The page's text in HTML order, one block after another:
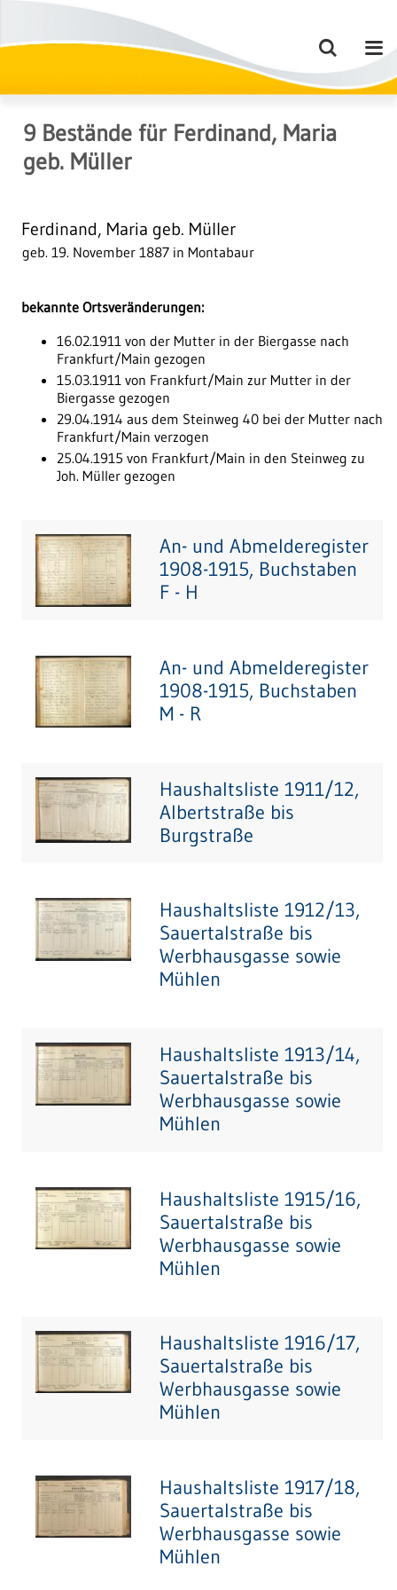
9 Bestände für Ferdinand, Maria
geb. Müller
bekannte Ortsveränderungen:
16.02.1911 von der Mutter in der Biergasse nach
Frankfurt/Main gezogen
15.03.1911 von Frankfurt/Main zur Mutter in der
Biergasse gezogen
29.04.1914 aus dem Steinweg 40 bei der Mutter nach
Frankfurt/Main verzogen
25.04.1915 von Frankfurt/Main in den Steinweg zu
Joh. Müller gezogen
Ferdinand, Maria geb. Müller
geb. 19. November 1887 in Montabaur
An- und Abmelderegister
1908-1915, Buchstaben
F - H
An- und Abmelderegister
1908-1915, Buchstaben
M - R
Haushaltsliste 1911/12,
Albertstraße bis
Burgstraße
Haushaltsliste 1912/13,
Sauertalstraße bis
Werbhausgasse sowie
Mühlen
Haushaltsliste 1913/14,
Sauertalstraße bis
Werbhausgasse sowie
Mühlen
Haushaltsliste 1915/16,
Sauertalstraße bis
Werbhausgasse sowie
Mühlen
Haushaltsliste 1916/17,
Sauertalstraße bis
Werbhausgasse sowie
Mühlen
Haushaltsliste 1917/18,
Sauertalstraße bis
Werbhausgasse sowie
Mühlen